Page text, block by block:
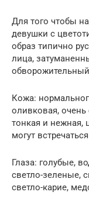
Для того чтобы
девушки с
образ типично
лица,
Кожа:
оливковая,
тонкая и нежная,
могут
Глаза: голубые,
светло-зеленые,
светло-карие,